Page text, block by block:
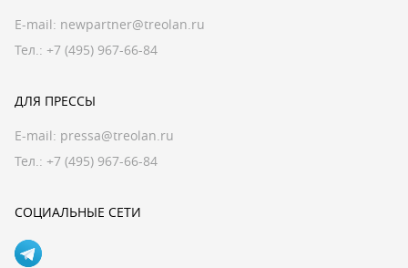
E-mail: newpartner@treolan.ru
Тел.: +7 (495) 967-66-84
ДЛЯ ПРЕССЫ
E-mail: pressa@treolan.ru
Тел.: +7 (495) 967-66-84
СОЦИАЛЬНЫЕ СЕТИ